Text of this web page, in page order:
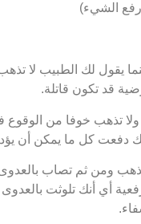
الشيء)
يقول لك الطبيب لا تذهب
قد تكون قاتلة.
ولا تذهب خوفا من
دفعت كل ما يمكن أن
ومن ثم تصاب
رفعية أي أنك تلوثت